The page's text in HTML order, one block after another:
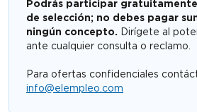
Podrás participar
de selección; no debes pagar
ningún concepto. Dirígete al
ante cualquier consulta o reclamo.
Para ofertas confidenciales
info@elempleo.com